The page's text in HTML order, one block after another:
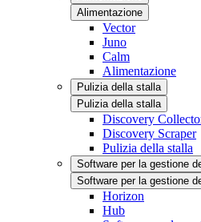
Alimentazione
Vector
Juno
Calm
Alimentazione
Pulizia della stalla
Pulizia della stalla
Discovery
Discovery Scraper
Pulizia della stalla
Software per la gestione
Software per la gestione
Horizon
Hub